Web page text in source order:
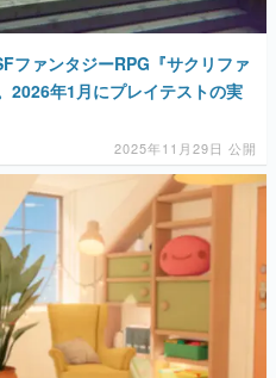
ファンタジーRPG『サクリファ
2026年1月にプレイテストの実
2025年11月29日 公開